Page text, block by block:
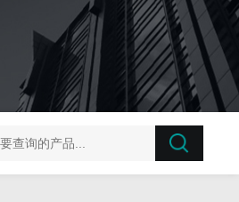
病菌探针法qPCR试剂盒不含内参